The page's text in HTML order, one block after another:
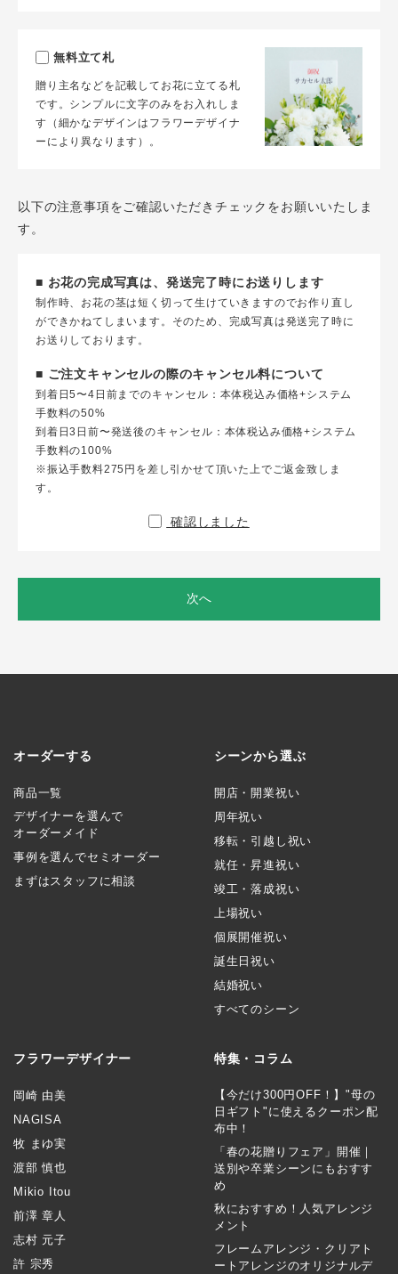
無料立て札
贈り主名などを記載してお花に立てる札
です。シンプルに文字のみをお入れしま
す（細かなデザインはフラワーデザイナ
ーにより異なります）。
以下の注意事項をご確認いただきチェックをお願いいたしま
す。
■ お花の完成写真は、発送完了時にお送りします
制作時、お花の茎は短く切って生けていきますのでお作り直し
ができかねてしまいます。そのため、完成写真は発送完了時に
お送りしております。
■ ご注文キャンセルの際のキャンセル料について
到着日5〜4日前までのキャンセル：本体税込み価格+システム
手数料の50%
到着日3日前〜発送後のキャンセル：本体税込み価格+システム
手数料の100%
※振込手数料275円を差し引かせて頂いた上でご返金致しま
す。
確認しました
次へ
オーダーする
商品一覧
デザイナーを選んで
オーダーメイド
事例を選んでセミオーダー
まずはスタッフに相談
シーンから選ぶ
開店・開業祝い
周年祝い
移転・引越し祝い
就任・昇進祝い
竣工・落成祝い
上場祝い
個展開催祝い
誕生日祝い
結婚祝い
すべてのシーン
フラワーデザイナー
岡崎 由美
NAGISA
牧 まゆ実
渡部 慎也
Mikio Itou
前澤 章人
志村 元子
許 宗秀
特集・コラム
【今だけ300円OFF！】"母の
日ギフト"に使えるクーポン配
布中！
「春の花贈りフェア」開催｜
送別や卒業シーンにもおすす
め
秋におすすめ！人気アレンジ
メント
フレームアレンジ・クリアト
ートアレンジのオリジナルデ